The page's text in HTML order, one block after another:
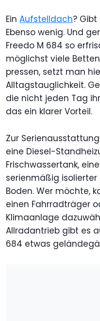
Ein Aufstelldach? Gibt
Ebenso wenig. Und
Freedo M 684 so
möglichst viele
pressen, setzt man
Alltagstauglichkeit.
die nicht jeden Tag
das ein klarer Vorteil.
Zur
eine Diesel-
Frischwassertank,
serienmäßig
Boden. Wer möchte,
einen Fahrradträger
Klimaanlage
Allradantrieb gibt es
684 etwas